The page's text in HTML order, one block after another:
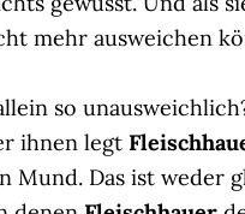
mehr ausweichen
so
ihnen legt
Das ist weder